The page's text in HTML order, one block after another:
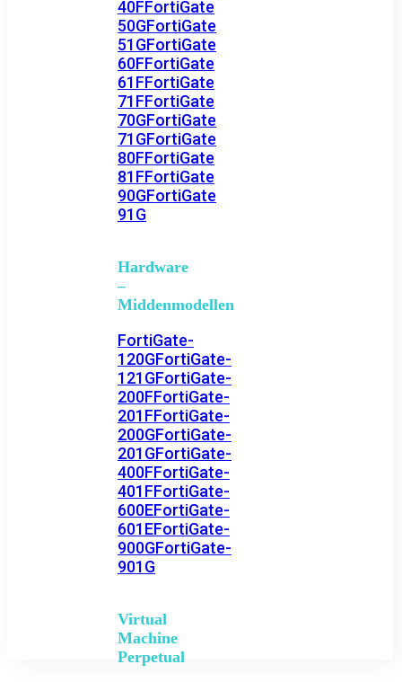
40FFortiGate
50GFortiGate
51GFortiGate
60FFortiGate
61FFortiGate
71FFortiGate
70GFortiGate
71GFortiGate
80FFortiGate
81FFortiGate
90GFortiGate
91G
Hardware
–
Middenmodellen
FortiGate-
120GFortiGate-
121GFortiGate-
200FFortiGate-
201FFortiGate-
200GFortiGate-
201GFortiGate-
400FFortiGate-
401FFortiGate-
600EFortiGate-
601EFortiGate-
900GFortiGate-
901G
Virtual
Machine
Perpetual